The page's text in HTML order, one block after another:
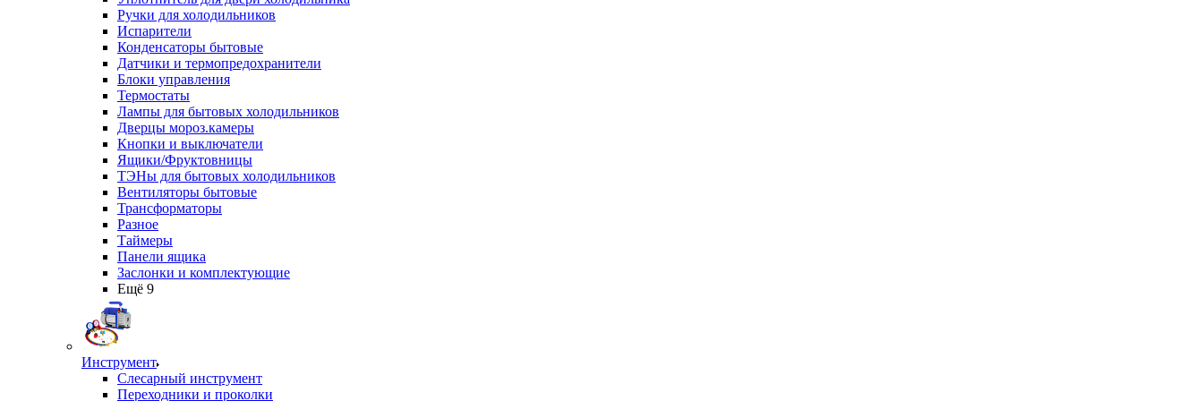
Ручки для холодильников
Испарители
Конденсаторы бытовые
Датчики и термопредохранители
Блоки управления
Термостаты
Лампы для бытовых холодильников
Дверцы мороз.камеры
Кнопки и выключатели
Ящики/Фруктовницы
ТЭНы для бытовых холодильников
Вентиляторы бытовые
Трансформаторы
Разное
Таймеры
Панели ящика
Заслонки и комплектующие
Ещё 9
Инструмент
Слесарный инструмент
Переходники и проколки